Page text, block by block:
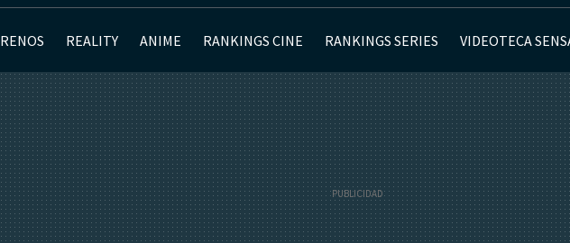
REALITY ANIME RANKINGS CINE RANKINGS SERIES VIDEOTECA